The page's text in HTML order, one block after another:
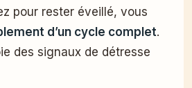
pour rester éveillé, vous
d’un cycle complet.
des signaux de détresse